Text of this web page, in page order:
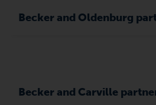
Becker and Oldenburg
Becker and Carville